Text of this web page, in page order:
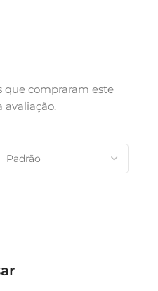
que compraram este